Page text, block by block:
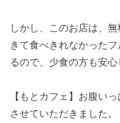
しかし、このお店は、
きて食べきれなかった
るので、少食の方も安
【もとカフェ】お腹い
させていただきました。